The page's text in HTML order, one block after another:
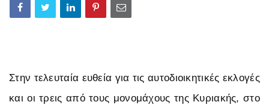
Στην τελευταία ευθεία για τις αυτοδιοικητικές εκλογές
και οι τρεις από τους μονομάχους της Κυριακής, στο